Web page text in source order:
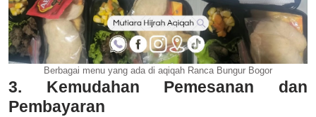
Berbagai menu yang ada di aqiqah Ranca Bungur Bogor
3. Kemudahan Pemesanan dan
Pembayaran